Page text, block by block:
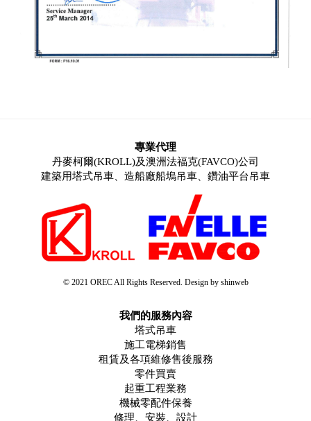
專業代理
丹麥柯爾(KROLL)及澳洲法福克(FAVCO)公司
建築用塔式吊車、造船廠船塢吊車、鑽油平台吊車
© 2021 OREC All Rights Reserved. Design by shinweb
我們的服務內容
塔式吊車
施工電梯銷售
租賃及各項維修售後服務
零件買賣
起重工程業務
機械零配件保養
修理、安裝、設計